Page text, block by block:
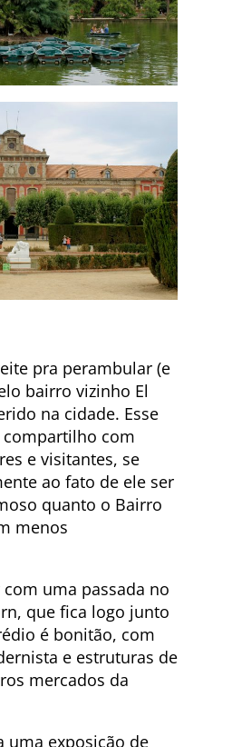
pra perambular (e
bairro vizinho El
na cidade. Esse
com
e visitantes, se
ao fato de ele ser
quanto o Bairro
menos
uma passada no
que fica logo junto
é bonitão, com
e estruturas de
mercados da
uma exposição de